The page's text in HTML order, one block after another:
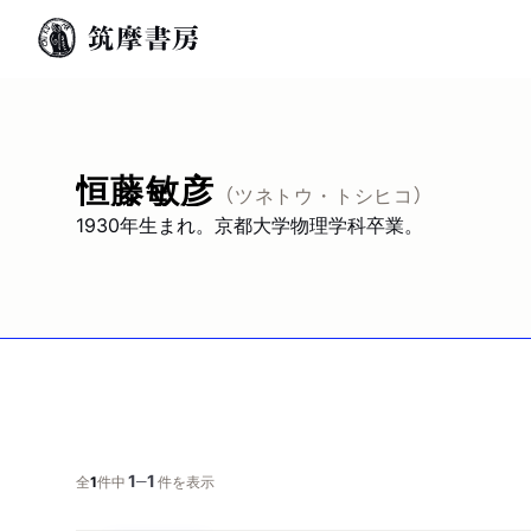
恒藤敏彦 （ツネトウ・トシヒコ）
1930年生まれ。京都大学物理学科卒業。
全1件中1─1件を表示